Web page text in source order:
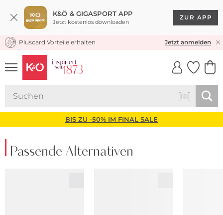
K&Ö & GIGASPORT APP
Jetzt kostenlos downloaden
ZUR APP
KOSTENLOSER VERSAND* & RÜCKVERSAND
Pluscard Vorteile erhalten Jetzt anmelden
UNSERE APP
CLICK &
BIS ZU -50% IM FINAL SALE
Passende Alternativen